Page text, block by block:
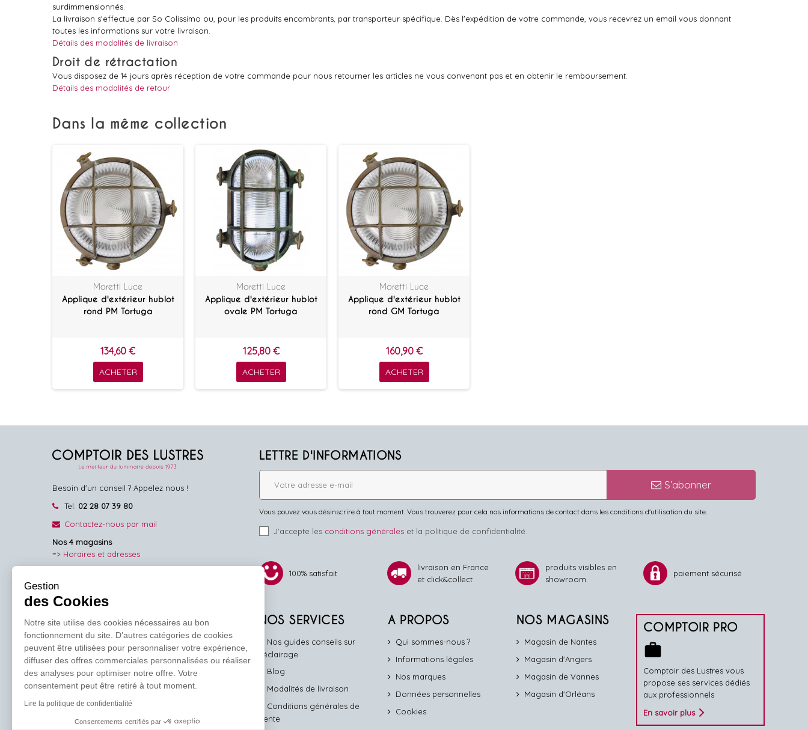
surdimmensionnés.
La livraison s'effectue par So Colissimo ou, pour les produits encombrants, par transporteur spécifique. Dès l'expédition de votre commande, vous recevrez un email vous donnant
toutes les informations sur votre livraison.
Détails des modalités de livraison
Droit de rétractation
Vous disposez de 14 jours après réception de votre commande pour nous retourner les articles ne vous convenant pas et en obtenir le remboursement.
Détails des modalités de retour
Dans la même collection
Moretti Luce
Applique d'extérieur hublot
rond PM Tortuga
134,60 €
ACHETER
Moretti Luce
Applique d'extérieur hublot
ovale PM Tortuga
125,80 €
ACHETER
Moretti Luce
Applique d'extérieur hublot
rond GM Tortuga
160,90 €
ACHETER
Besoin d'un conseil ? Appelez nous !
Tel: 02 28 07 39 80
Contactez-nous par mail
Nos 4 magasins
=> Horaires et adresses
NOUS SUIVRE
Facebook
LETTRE D'INFORMATIONS
S’abonner
Vous pouvez vous désinscrire à tout moment. Vous trouverez pour cela nos informations de contact dans les conditions d'utilisation du site.
J'accepte les conditions généraleset la politique de confidentialité.
100% satisfait
livraison en France
et click&collect
produits visibles en
showroom
paiement sécurisé
NOS SERVICES
Nos guides conseils sur
l'éclairage
Blog
Modalités de livraison
Conditions générales de
vente
A PROPOS
Qui sommes-nous ?
Informations légales
Nos marques
Données personnelles
Cookies
NOS MAGASINS
Magasin de Nantes
Magasin d'Angers
Magasin de Vannes
Magasin d'Orléans
COMPTOIR PRO
work
Comptoir des Lustres vous
propose ses services dédiés
aux professionnels
En savoir plus
Gestion
des Cookies
Notre site utilise des cookies nécessaires au bon
fonctionnement du site. D’autres catégories de cookies
peuvent être utilisées pour personnaliser votre expérience,
diffuser des offres commerciales personnalisées ou réaliser
des analyses pour optimiser notre offre. Votre
consentement peut être retiré à tout moment.
Lire la politique de confidentialité
Consentements certifiés par